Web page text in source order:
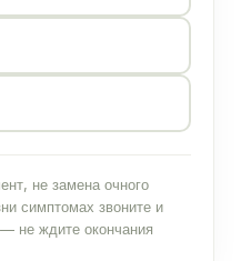
не замена очного
симптомах звоните и
не ждите окончания